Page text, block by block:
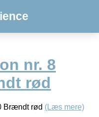
nr. 8
rød
Brændt rød (Læs mere)